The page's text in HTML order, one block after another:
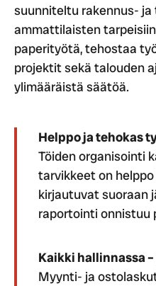
suunniteltu rakennus-
ammattilaisten
paperityötä, tehostaa
projektit sekä talouden
ylimääräistä säätöä.
Helppo ja tehokas
Töiden organisointi
tarvikkeet on
kirjautuvat suoraan
raportointi onnistuu
Kaikki hallinnassa
Myynti- ja